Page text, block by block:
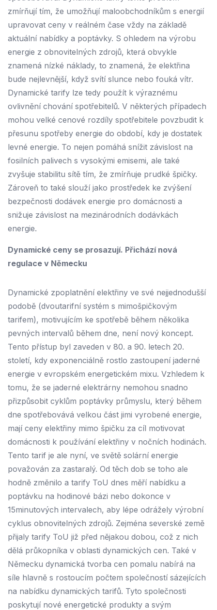
zmírňují tím, že umožňují maloobchodníkům s energií
upravovat ceny v reálném čase vždy na základě
aktuální nabídky a poptávky. S ohledem na výrobu
energie z obnovitelných zdrojů, která obvykle
znamená nízké náklady, to znamená, že elektřina
bude nejlevnější, když svítí slunce nebo fouká vítr.
Dynamické tarify lze tedy použít k výraznému
ovlivnění chování spotřebitelů. V některých případech
mohou velké cenové rozdíly spotřebitele povzbudit k
přesunu spotřeby energie do období, kdy je dostatek
levné energie. To nejen pomáhá snížit závislost na
fosilních palivech s vysokými emisemi, ale také
zvyšuje stabilitu sítě tím, že zmírňuje prudké špičky.
Zároveň to také slouží jako prostředek ke zvýšení
bezpečnosti dodávek energie pro domácnosti a
snižuje závislost na mezinárodních dodávkách
energie.
Dynamické ceny se prosazují. Přichází nová
regulace v Německu
Dynamické zpoplatnění elektřiny ve své nejjednodušší
podobě (dvoutarifní systém s mimošpičkovým
tarifem), motivujícím ke spotřebě během několika
pevných intervalů během dne, není nový koncept.
Tento přístup byl zaveden v 80. a 90. letech 20.
století, kdy exponenciálně rostlo zastoupení jaderné
energie v evropském energetickém mixu. Vzhledem k
tomu, že se jaderné elektrárny nemohou snadno
přizpůsobit cyklům poptávky průmyslu, který během
dne spotřebovává velkou část jimi vyrobené energie,
mají ceny elektřiny mimo špičku za cíl motivovat
domácnosti k používání elektřiny v nočních hodinách.
Tento tarif je ale nyní, ve světě solární energie
považován za zastaralý. Od těch dob se toho ale
hodně změnilo a tarify ToU dnes měří nabídku a
poptávku na hodinové bázi nebo dokonce v
15minutových intervalech, aby lépe odrážely výrobní
cyklus obnovitelných zdrojů. Zejména severské země
přijaly tarify ToU již před nějakou dobou, což z nich
dělá průkopníka v oblasti dynamických cen. Také v
Německu dynamická tvorba cen pomalu nabírá na
síle hlavně s rostoucím počtem společností sázejících
na nabídku dynamických tarifů. Tyto společnosti
poskytují nové energetické produkty a svým